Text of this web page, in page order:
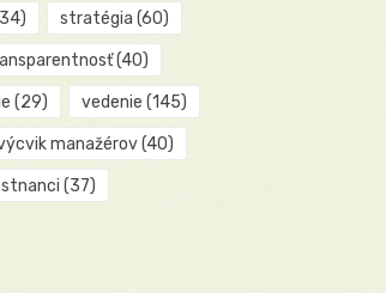
stratégia (60)
(40)
(29) vedenie (145)
manažérov(40)
(37)